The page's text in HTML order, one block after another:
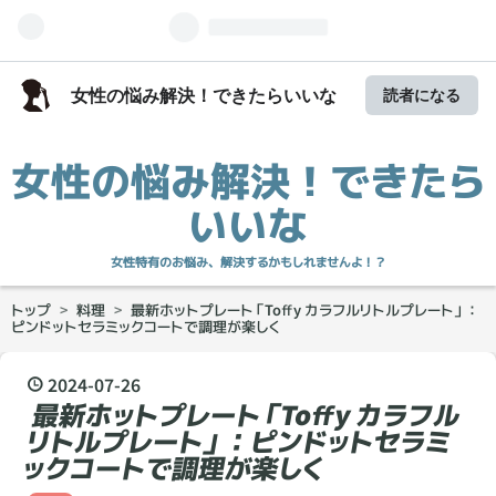
女性の悩み解決！できたらいいな 読者になる
女性の悩み解決！できたら
いいな
女性特有のお悩み、解決するかもしれませんよ！？
トップ > 料理 > 最新ホットプレート「Toffy カラフルリトルプレート」：
ピンドットセラミックコートで調理が楽しく
2024-07-26
最新ホットプレート「Toffy カラフル
リトルプレート」：ピンドットセラミ
ックコートで調理が楽しく